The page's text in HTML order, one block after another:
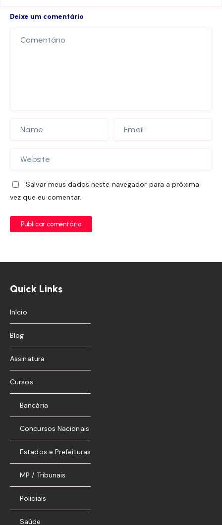
Deixe um comentário
Salvar meus dados neste navegador para a próxima
vez que eu comentar.
Publicar comentário
Quick Links
Início
Blog
Assinatura
Cursos
Bancária
Concursos Nacionais
Estados e Prefeituras
MP / Tribunais
Policiais
Saúde